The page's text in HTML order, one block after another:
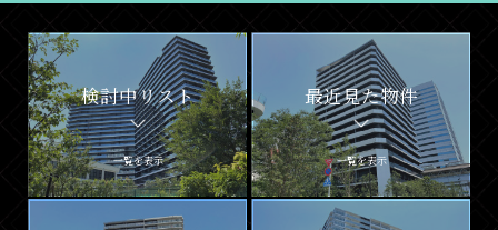
検討中リスト
一覧を表示
最近見た物件
一覧を表示